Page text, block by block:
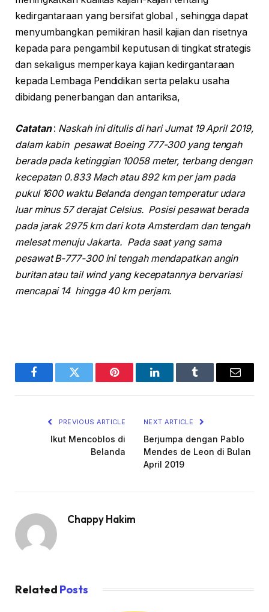
kedirgantaraan yang bersifat global , sehingga dapat
menyumbangkan pemikiran hasil kajian dan risetnya
kepada para pengambil keputusan di tingkat strategis
dan sekaligus memperkaya kajian kedirgantaraan
kepada Lembaga Pendidikan serta pelaku usaha
dibidang penerbangan dan antariksa,
Catatan: Naskah ini ditulis di hari Jumat 19 April 2019,
dalam kabin pesawat Boeing 777-300 yang tengah
berada pada ketinggian 10058 meter, terbang dengan
kecepatan 0.833 Mach atau 892 km per jam pada
pukul 1600 waktu Belanda dengan temperatur udara
luar minus 57 derajat Celsius. Posisi pesawat berada
pada jarak 2975 km dari kota Amsterdam dan tengah
melesat menuju Jakarta. Pada saat yang sama
pesawat B-777-300 ini tengah mendapatkan angin
buritan atau tail wind yang kecepatannya bervariasi
mencapai 14 hingga 40 km perjam.
FacebookTwitter Pinterest LinkedInTumblr Email
PREVIOUS ARTICLE
Ikut Mencoblos di
Belanda
NEXT ARTICLE
Berjumpa dengan Pablo
Mendes de Leon di Bulan
April 2019
Chappy Hakim
Related Posts